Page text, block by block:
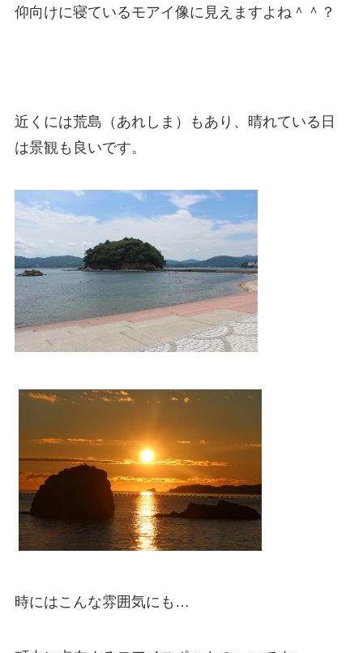
仰向けに寝ているモアイ像に見えますよね＾＾？
近くには荒島（あれしま）もあり、晴れている日
は景観も良いです。
時にはこんな雰囲気にも…